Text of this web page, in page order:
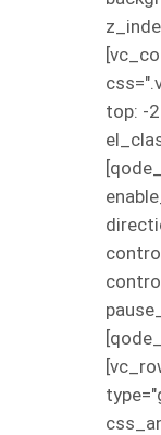
top: -